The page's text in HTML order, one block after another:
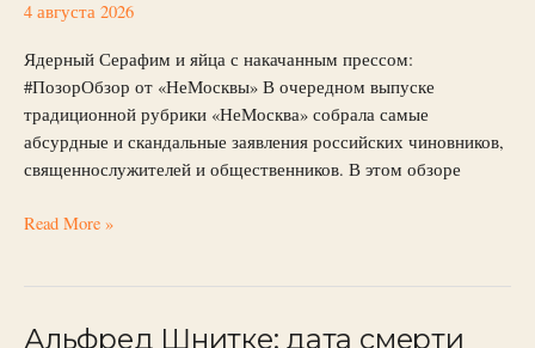
4 августа 2026
Ядерный Серафим и яйца с накачанным прессом:
#ПозорОбзор от «НеМосквы» В очередном выпуске
традиционной рубрики «НеМосква» собрала самые
абсурдные и скандальные заявления российских чиновников,
священнослужителей и общественников. В этом обзоре
женщины
Read More »
Альфред Шнитке: дата смерти
Альфред